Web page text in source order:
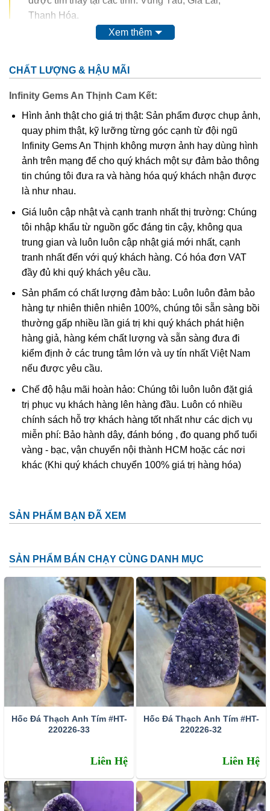
Thanh Hóa.
Trong thế kỷ 20, màu của ametit được coi là do sự có mặt
hoàn toàn thậm chí mất màu khi nung. Vì vậy, người ta
được cho là có mặt trong ametit và
được tìm thấy trong khoáng vật này.
Các công trình gần đây cho thấy màu của ametit là do có
lẫn tạp chấtsắtIII . Các nghiên cứu sâu hơn cho thấy sự
tương tác phức tạp củasắtvànhômsẽ tạo nên màu .
Khi nung nóng ametit thường chuyển thành màuvàng, và
hầu hếtcitrine,cairngormcủa ngành kim hoàn đá quý
được coi đơn giản chỉ là “ametit được gia nhiệt”. Thạch
anh ametit có xu hướng bị mất màu khi bị lộ ra mặt đất.
Ametit tổng hợp rất giống với ametit chất lượng cao. Các
đặc điểm hóa học và vật lý đều rất giống với ametit tự
nhiên nên rất khó phân biệt một cách chính xác trừ khi
dùng những thử nghiệm đá quý học cao cấp tốn kém. Thử
nghiệm dựa trên quy luật sinh đôi tên “Brazil law twinning”
(một dạng của thạch anh sinh đôi, khi đó cấu trúc thạch
anh phải và trái được liên kết tạo thành một tinh thể duy
nhấtđược sử dụng để xác định ametit tổng hợp sẽ dễ
dàng hơn. Tuy nhiên về mặc lý thuyết, người ta có thể tạo
ra vật liệu tổng hợp này nhưng khó mà tạo ra được với số
lượng lớn để cung cấp cho thị trường.
Đặc tính:
Tên khoa học: đá thạch anh tím (amethyst)
Thành phần cấu tạo hoá học: SiO2.
Màu sắc: Tất cả các dạng của màu tím như trắng phớt
tím, tím ánh hồng đến tím đậm, tím violet, màu xanh biển
và xám.
Chỉ số chiết quang: 1.544 – 1.553
Độ trong suốt: Trong suốt
Xem thêm
CHẤT LƯỢNG & HẬU MÃI
Infinity Gems An Thịnh Cam Kết:
Hình ảnh thật cho giá trị thật: Sản phẩm được chụp ảnh,
quay phim thật, kỹ lưỡng từng góc cạnh từ đội ngũ
Infinity Gems An Thịnh không mượn ảnh hay dùng hình
ảnh trên mạng để cho quý khách một sự đảm bảo thông
tin chúng tôi đưa ra và hàng hóa quý khách nhận được
là như nhau.
Giá luôn cập nhật và cạnh tranh nhất thị trường: Chúng
tôi nhập khẩu từ nguồn gốc đáng tin cậy, không qua
trung gian và luôn luôn cập nhật giá mới nhất, cạnh
tranh nhất đến với quý khách hàng. Có hóa đơn VAT
đầy đủ khi quý khách yêu cầu.
Sản phẩm có chất lượng đảm bảo: Luôn luôn đảm bảo
hàng tự nhiên thiên nhiên 100%, chúng tôi sẵn sàng bồi
thường gấp nhiều lần giá trị khi quý khách phát hiện
hàng giả, hàng kém chất lượng và sẵn sàng đưa đi
kiểm định ở các trung tâm lớn và uy tín nhất Việt Nam
nếu được yêu cầu.
Chế độ hậu mãi hoàn hảo: Chúng tôi luôn luôn đặt giá
trị phục vụ khách hàng lên hàng đầu. Luôn có nhiều
chính sách hỗ trợ khách hàng tốt nhất như các dịch vụ
miễn phí: Bảo hành dây, đánh bóng , đo quang phổ tuổi
vàng - bạc, vận chuyển nội thành HCM hoặc các nơi
khác (Khi quý khách chuyển 100% giá trị hàng hóa)
SẢN PHẨM BẠN ĐÃ XEM
SẢN PHẨM BÁN CHẠY CÙNG DANH MỤC
Hốc Đá Thạch Anh Tím #HT-
220226-33
Liên Hệ
Hốc Đá Thạch Anh Tím #HT-
220226-32
Liên Hệ